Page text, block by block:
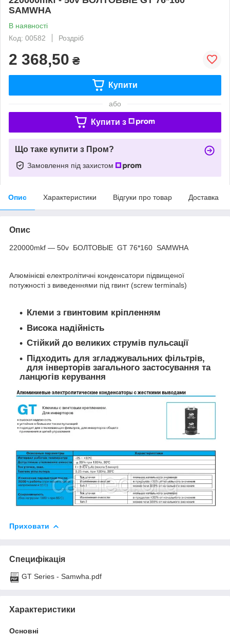
SAMWHA
В наявності
Код: 00582
Роздріб
2 368,50 ₴
Купити
або
Купити з
Що таке купити з Пром?
Замовлення під захистом
Опис Характеристики Відгуки про товар Доставка
Опис
220000mkf ― 50v БОЛТОВЫЕ GT 76*160 SAMWHA
Алюмінієві електролітичні конденсатори підвищеної
потужності з виведеннями під гвинт (screw terminals)
Клеми з гвинтовим кріпленням
Висока надійність
Стійкий до великих струмів пульсації
Підходить для згладжувальних фільтрів,
для інверторів загального застосування та
ланцюгів керування
Приховати
Специфікація
GT Series - Samwha.pdf
Характеристики
Основні